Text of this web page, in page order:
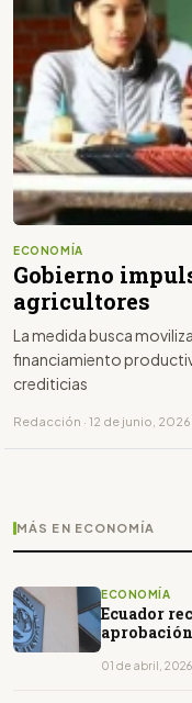
ECONOMÍA
Gobierno
agricultores
La medida busca
financiamiento
crediticias
Redacción · 12 de junio, 2026
MÁS EN ECONOMÍA
ECONOMÍA
Ecuador
01 de abril, 2026